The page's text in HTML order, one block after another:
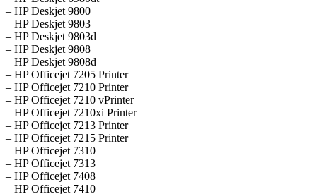
– HP Deskjet 9800
– HP Deskjet 9803
– HP Deskjet 9803d
– HP Deskjet 9808
– HP Deskjet 9808d
– HP Officejet 7205 Printer
– HP Officejet 7210 Printer
– HP Officejet 7210 vPrinter
– HP Officejet 7210xi Printer
– HP Officejet 7213 Printer
– HP Officejet 7215 Printer
– HP Officejet 7310
– HP Officejet 7313
– HP Officejet 7408
– HP Officejet 7410